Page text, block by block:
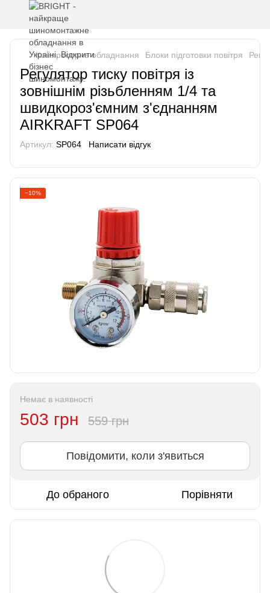
Компресорне обладнання Блоки підготовки повітря
Регулятор тиску повітря із
зовнішнім різьбленням 1/4 та
швидкороз'ємним з'єднанням
AIRKRAFT SP064
Артикул: SP064 Написати відгук
−10%
Немає в наявності
503 грн 559 грн
Повідомити, коли з'явиться
До обраного Порівняти